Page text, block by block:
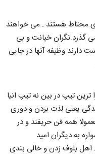
محتاط هستند . می خواهند
گذرد.نگران خیانت و بی
دارند وظیفه آنها در جایی
ترین تیپ در بین نه تیپ انیا
یعنی لذت بردن و دوری
همه فن حریفند و در
به دیگران امید
بلوف زدن و خالی بندی